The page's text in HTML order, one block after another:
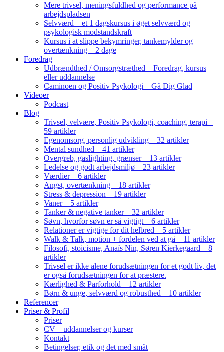
Mere trivsel, meningsfuldhed og performance på
arbejdspladsen
Selvværd – et 1 dagskursus i øget selvværd og
psykologisk modstandskraft
Kursus i at slippe bekymringer, tankemylder og
overtænkning – 2 dage
Foredrag
Udbrændthed / Omsorgstræthed – Foredrag, kursus
eller uddannelse
Caminoen og Positiv Psykologi – Gå Dig Glad
Videoer
Podcast
Blog
Trivsel, velvære, Positiv Psykologi, coaching, terapi –
59 artikler
Egenomsorg, personlig udvikling – 32 artikler
Mental sundhed – 41 artikler
Overgreb, gaslighting, grænser – 13 artikler
Ledelse og godt arbejdsmiljø – 23 artikler
Værdier – 6 artikler
Angst, overtænkning – 18 artikler
Stress & depression – 19 artikler
Vaner – 5 artikler
Tanker & negative tanker – 32 artikler
Søvn, hvorfor søvn er så vigtigt – 6 artikler
Relationer er vigtige for dit helbred – 5 artikler
Walk & Talk, motion + fordelen ved at gå – 11 artikler
Filosofi, stoicisme, Anaïs Nin, Søren Kierkegaard – 8
artikler
Trivsel er ikke alene forudsætningen for et godt liv, det
er også forudsætningen for at præstere.
Kærlighed & Parforhold – 12 artikler
Børn & unge, selvværd og robusthed – 10 artikler
Referencer
Priser & Profil
Priser
CV – uddannelser og kurser
Kontakt
Betingelser, etik og det med småt